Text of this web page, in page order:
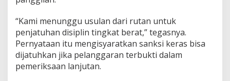
M
n
g
k
“Kami menunggu usulan dari rutan untuk
penjatuhan disiplin tingkat berat,” tegasnya.
Pernyataan itu mengisyaratkan sanksi keras bisa
dijatuhkan jika pelanggaran terbukti dalam
pemeriksaan lanjutan.